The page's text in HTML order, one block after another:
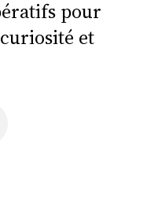
pour
et